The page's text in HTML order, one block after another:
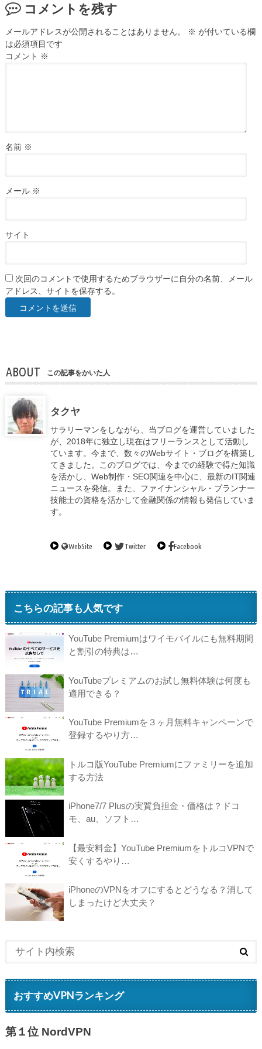
コメントを残す
メールアドレスが公開されることはありません。 ※ が付いている欄
は必須項目です
コメント ※
名前 ※
メール ※
サイト
次回のコメントで使用するためブラウザーに自分の名前、メール
アドレス、サイトを保存する。
ABOUT この記事をかいた人
タクヤ
サラリーマンをしながら、当ブログを運営していました
が、2018年に独立し現在はフリーランスとして活動し
ています。今まで、数々のWebサイト・ブログを構築し
てきました。このブログでは、今までの経験で得た知識
を活かし、Web制作・SEO関連を中心に、最新のIT関連
ニュースを発信。また、ファイナンシャル・プランナー
技能士の資格を活かして金融関係の情報も発信していま
す。
WebSite Twitter Facebook
こちらの記事も人気です
YouTube Premiumはワイモバイルにも無料期間
と割引の特典は…
YouTubeプレミアムのお試し無料体験は何度も
適用できる？
YouTube Premiumを３ヶ月無料キャンペーンで
登録するやり方…
トルコ版YouTube Premiumにファミリーを追加
する方法
iPhone7/7 Plusの実質負担金・価格は？ドコ
モ、au、ソフト…
【最安料金】YouTube PremiumをトルコVPNで
安くするやり…
iPhoneのVPNをオフにするとどうなる？消して
しまったけど大丈夫？
おすすめVPNランキング
第１位 NordVPN